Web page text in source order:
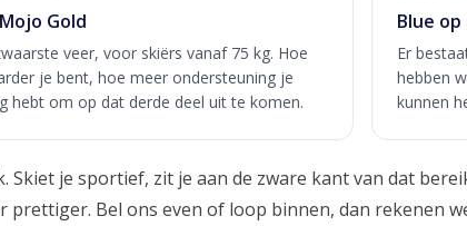
Gold
veer, voor skiërs vanaf 75 kg. Hoe
je bent, hoe meer ondersteuning je
hebt om op dat derde deel uit te komen.
Blue
Er
hebben
kunnen
Skiet je sportief, zit je aan de zware kant van dat
prettiger. Bel ons even of loop binnen, dan rekenen